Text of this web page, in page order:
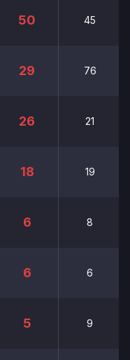
50 45
29 76
26 21
18 19
6 8
6 6
5 9